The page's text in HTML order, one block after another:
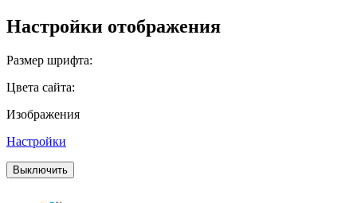
Настройки отображения
Размер шрифта:
Цвета сайта:
Изображения
Настройки
Выключить